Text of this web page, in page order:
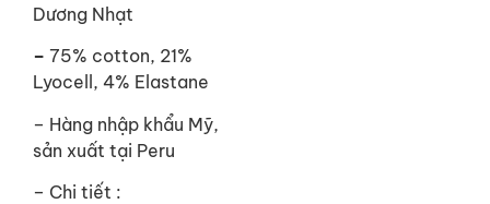
Dương Nhạt
– 75% cotton, 21%
Lyocell, 4% Elastane
– Hàng nhập khẩu Mỹ,
sản xuất tại Peru
– Chi tiết :